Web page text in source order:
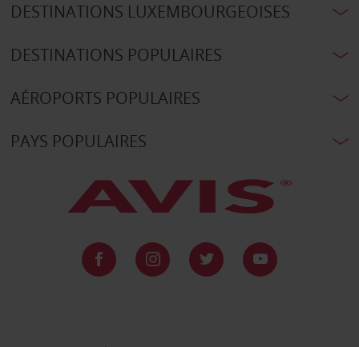
DESTINATIONS LUXEMBOURGEOISES
DESTINATIONS POPULAIRES
AÉROPORTS POPULAIRES
PAYS POPULAIRES